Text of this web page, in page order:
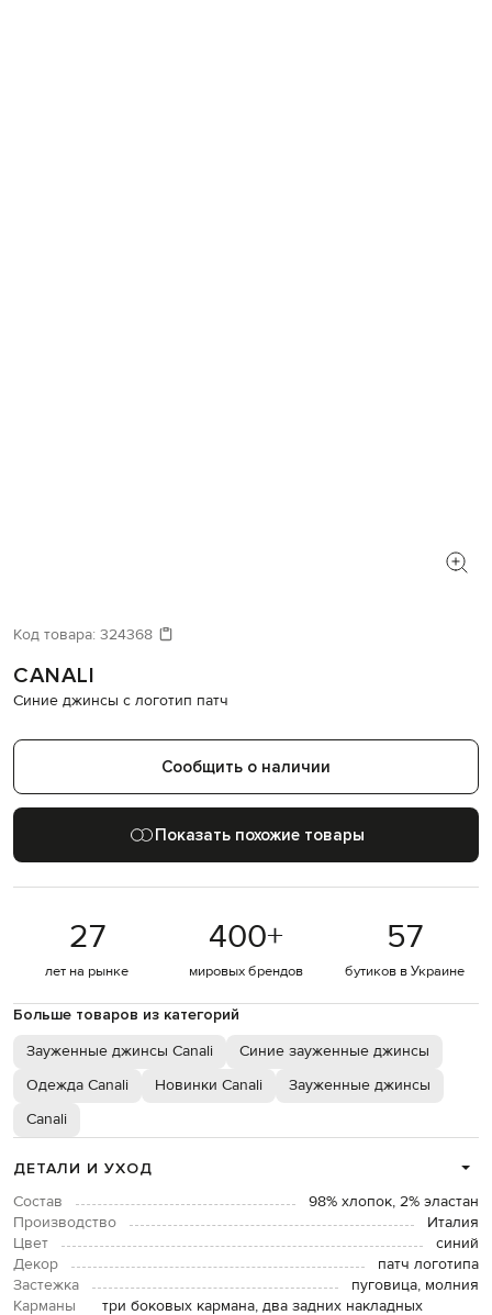
Код товара: 324368
CANALI
Синие джинсы с логотип патч
Сообщить о наличии
Показать похожие товары
27
лет на рынке
400+
мировых брендов
57
бутиков в Украине
Больше товаров из категорий
Зауженные джинсы Canali
Синие зауженные джинсы
Одежда Canali
Новинки Canali
Зауженные джинсы
Canali
ДЕТАЛИ И УХОД
Состав
98% хлопок, 2% эластан
Производство
Италия
Цвет
синий
Декор
патч логотипа
Застежка
пуговица, молния
Карманы
три боковых кармана, два задних накладных